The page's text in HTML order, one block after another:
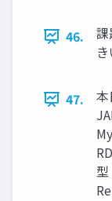
46.
47.
本
型